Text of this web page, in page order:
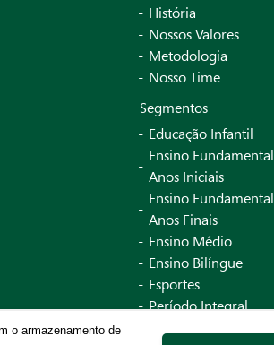
História
Nossos Valores
Metodologia
Nosso Time
Segmentos
Educação Infantil
Ensino Fundamental
Anos Iniciais
Ensino Fundamental
Anos Finais
Ensino Médio
Ensino Bilíngue
Esportes
Período Integral
o armazenamento de